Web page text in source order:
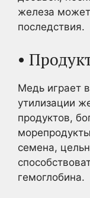
железа
последствия.
•
Медь играет
утилизации
продуктов,
семена,
гемоглобина.